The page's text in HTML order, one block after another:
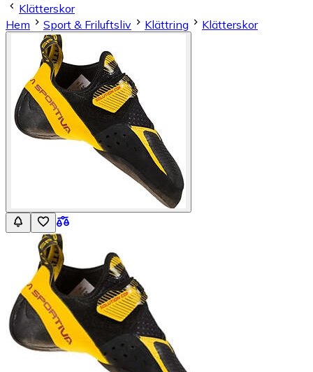
Klätterskor
Hem
Sport & Friluftsliv Klättring Klätterskor